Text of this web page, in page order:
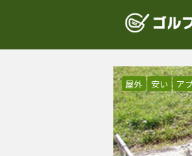
屋外 安い ア